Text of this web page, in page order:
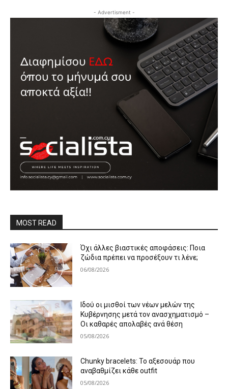
- Advertisment -
MOST READ
Όχι άλλες βιαστικές αποφάσεις: Ποια
ζώδια πρέπει να προσέξουν τι λένε;
06/08/2026
Ιδού οι μισθοί των νέων μελών της
Κυβέρνησης μετά τον ανασχηματισμό –
Οι καθαρές απολαβές ανά θέση
05/08/2026
Chunky bracelets: Το αξεσουάρ που
αναβαθμίζει κάθε outfit
05/08/2026